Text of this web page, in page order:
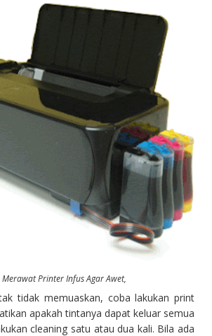
Merawat Printer Infus Agar Awet,
tidak memuaskan, coba lakukan print
apakah tintanya dapat keluar semua
cleaning satu atau dua kali. Bila ada